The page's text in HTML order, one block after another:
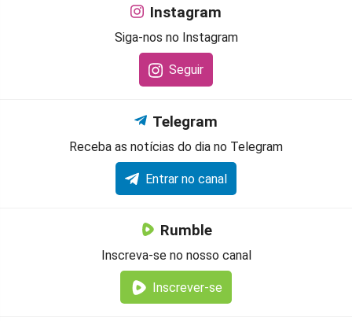
Instagram
Siga-nos no Instagram
Seguir
Telegram
Receba as notícias do dia no Telegram
Entrar no canal
Rumble
Inscreva-se no nosso canal
Inscrever-se